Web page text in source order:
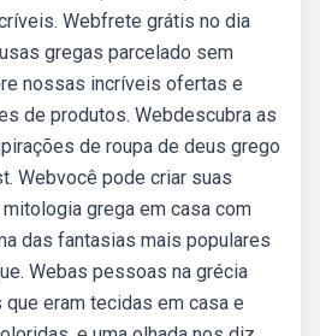
Webfrete grátis no dia
gregas parcelado sem
nossas incríveis ofertas e
de produtos. Webdescubra as
de roupa de deus grego
Webvocê pode criar suas
grega em casa com
das fantasias mais populares
Webas pessoas na grécia
que eram tecidas em casa e